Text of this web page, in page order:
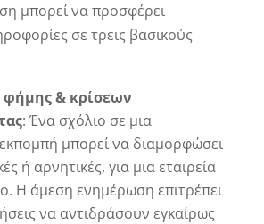
μπορεί να προσφέρει
σε τρεις βασικούς
φήμης & κρίσεων
: Ένα σχόλιο σε μια
μπορεί να διαμορφώσει
ή αρνητικές, για μια εταιρεία
Η άμεση ενημέρωση επιτρέπει
να αντιδράσουν εγκαίρως